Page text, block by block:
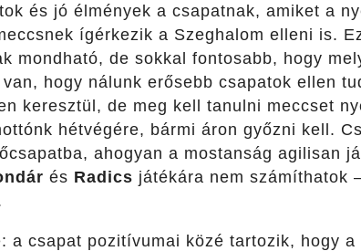
és jó élmények a csapatnak, amiket a
ígérkezik a Szeghalom elleni is.
mondható, de sokkal fontosabb, hogy
hogy nálunk erősebb csapatok ellen
keresztül, de meg kell tanulni meccset
hétvégére, bármi áron győzni kell.
ahogyan a mostanság agilisan
és Radics játékára nem számíthatok
a csapat pozitívumai közé tartozik, hogy